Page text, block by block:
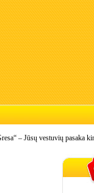
– Jūsų vestuvių pasaka